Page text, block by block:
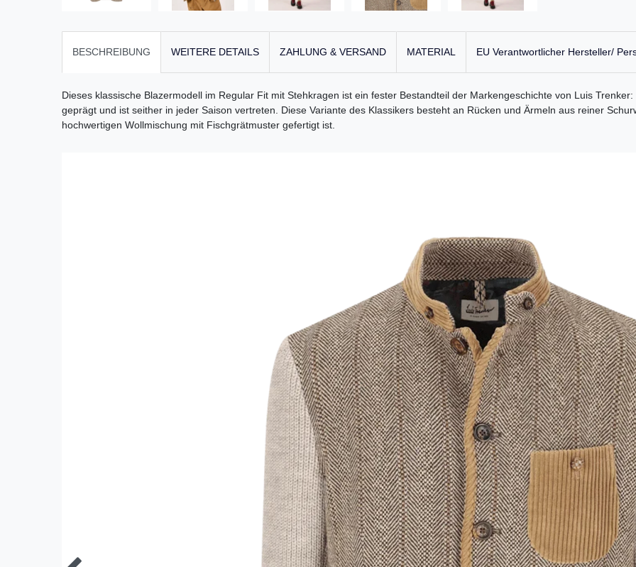
BESCHREIBUNG WEITERE DETAILS ZAHLUNG & VERSAND MATERIAL EU Verantwortlicher Hersteller/
Dieses klassische Blazermodell im Regular Fit mit Stehkragen ist ein fester Bestandteil der Markengeschichte von Luis
geprägt und ist seither in jeder Saison vertreten. Diese Variante des Klassikers besteht an Rücken und Ärmeln aus reiner
hochwertigen Wollmischung mit Fischgrätmuster gefertigt ist.